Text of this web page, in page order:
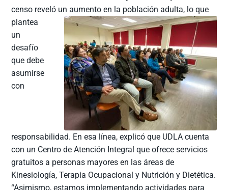
censo reveló un aumento en la población adulta, lo que
plantea
un
desafío
que debe
asumirse
con
responsabilidad. En esa línea, explicó que UDLA cuenta
con un Centro de Atención Integral que ofrece servicios
gratuitos a personas mayores en las áreas de
Kinesiología, Terapia Ocupacional y Nutrición y Dietética.
“Asimismo, estamos implementando actividades para